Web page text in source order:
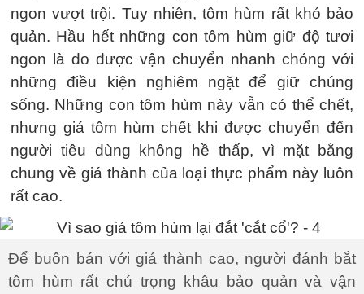
ngon vượt trội. Tuy nhiên, tôm hùm rất khó bảo
quản. Hầu hết những con tôm hùm giữ độ tươi
ngon là do được vận chuyển nhanh chóng với
những điều kiện nghiêm ngặt để giữ chúng
sống. Những con tôm hùm này vẫn có thể chết,
nhưng giá tôm hùm chết khi được chuyển đến
người tiêu dùng không hề thấp, vì mặt bằng
chung về giá thành của loại thực phẩm này luôn
rất cao.
Để buôn bán với giá thành cao, người đánh bắt
tôm hùm rất chú trọng khâu bảo quản và vận